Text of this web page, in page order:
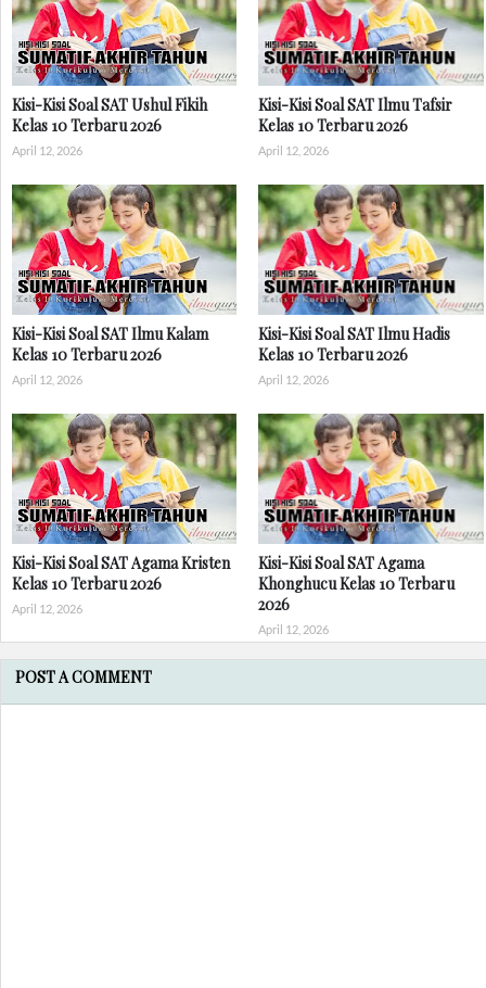
Kisi-Kisi Soal SAT Ushul Fikih
Kelas 10 Terbaru 2026
April 12, 2026
Kisi-Kisi Soal SAT Ilmu Tafsir
Kelas 10 Terbaru 2026
April 12, 2026
Kisi-Kisi Soal SAT Ilmu Kalam
Kelas 10 Terbaru 2026
April 12, 2026
Kisi-Kisi Soal SAT Ilmu Hadis
Kelas 10 Terbaru 2026
April 12, 2026
Kisi-Kisi Soal SAT Agama Kristen
Kelas 10 Terbaru 2026
April 12, 2026
Kisi-Kisi Soal SAT Agama
Khonghucu Kelas 10 Terbaru
2026
April 12, 2026
POST A COMMENT